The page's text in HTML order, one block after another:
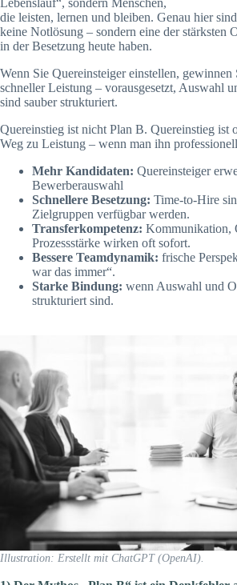
die leisten, lernen und bleiben. Genau hier
keine Notlösung – sondern eine der stärksten
in der Besetzung heute haben.
Wenn Sie Quereinsteiger einstellen, gewinnen
schneller Leistung – vorausgesetzt, Auswahl
sind sauber strukturiert.
Quereinstieg ist nicht Plan B. Quereinstieg ist
Weg zu Leistung – wenn man ihn
Mehr Kandidaten: Quereinsteiger
Bewerberauswahl
Schnellere Besetzung: Time-to-Hire
Zielgruppen verfügbar werden.
Transferkompetenz: Kommunikation,
Prozessstärke wirken oft sofort.
Bessere Teamdynamik: frische
war das immer“.
Starke Bindung: wenn Auswahl und
strukturiert sind.
Illustration: Erstellt mit ChatGPT (OpenAI).